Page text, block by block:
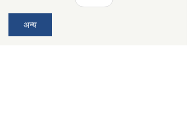
अन्य